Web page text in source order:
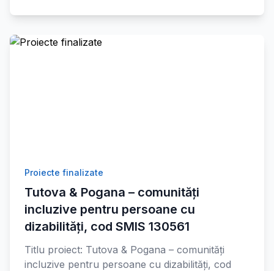
Proiecte finalizate
Tutova & Pogana – comunități
incluzive pentru persoane cu
dizabilități, cod SMIS 130561
Titlu proiect: Tutova & Pogana – comunități
incluzive pentru persoane cu dizabilități, cod